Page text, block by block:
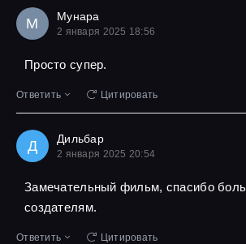
М Мунара
2 января 2025 18:56
Просто супер.
Ответить Цитировать
Д Дильбар
2 января 2025 20:54
Замечательный фильм, спасибо
создателям.
Ответить Цитировать